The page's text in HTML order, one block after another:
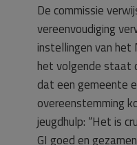
De commissie
vereenvoudiging
instellingen van het
het volgende staat
dat een gemeente
overeenstemming
jeugdhulp: “Het is
GI goed en